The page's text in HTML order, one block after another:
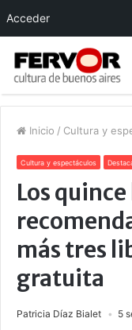
Inicio / Cultura y
Cultura y espectáculos
Los
más tres
gratuita
Patricia Díaz Bialet 5
Acceder